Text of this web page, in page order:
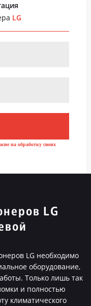
LG
на обработку своих
LG
LG необходимо
оборудование,
Только лишь так
и полностью
климатического